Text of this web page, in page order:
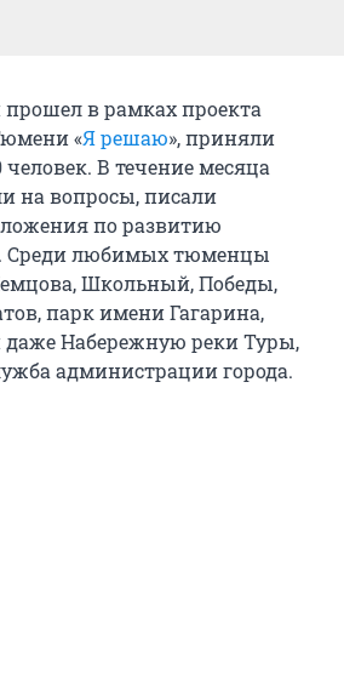
в рамках проекта
«Я решаю», приняли
В течение месяца
на вопросы, писали
по развитию
Среди любимых тюменцы
Школьный, Победы,
парк имени Гагарина,
Набережную реки Туры,
администрации города.